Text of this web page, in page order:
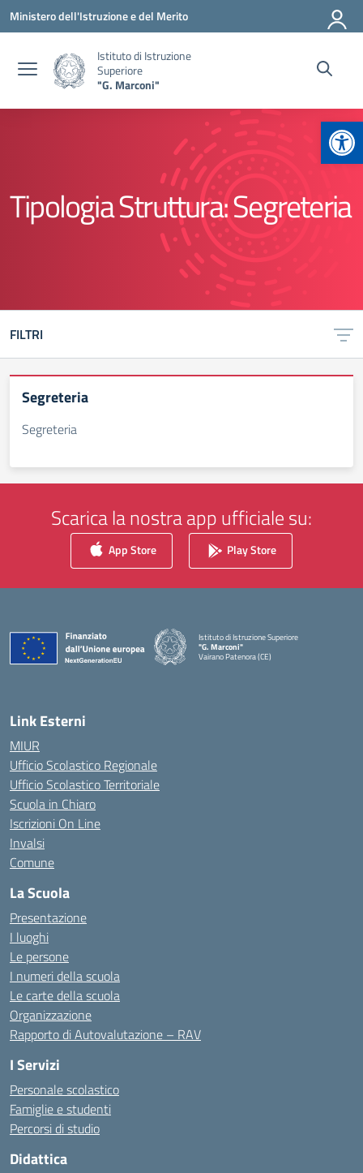
Vai ai contenuti
Vai al menu di navigazione
Vai al footer
Ministero dell'Istruzione e del Merito
Istituto di Istruzione
Superiore
"G. Marconi"
Tipologia Struttura:Segreteria
FILTRI
Segreteria
Segreteria
Scarica la nostra app ufficiale su:
App Store Play Store
Istituto di Istruzione Superiore
"G. Marconi"
Vairano Patenora (CE)
Link Esterni
MIUR
Ufficio Scolastico Regionale
Ufficio Scolastico Territoriale
Scuola in Chiaro
Iscrizioni On Line
Invalsi
Comune
La Scuola
Presentazione
I luoghi
Le persone
I numeri della scuola
Le carte della scuola
Organizzazione
Rapporto di Autovalutazione – RAV
I Servizi
Personale scolastico
Famiglie e studenti
Percorsi di studio
Didattica